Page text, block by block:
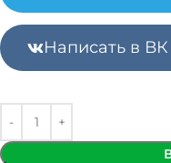
Написать в ВК